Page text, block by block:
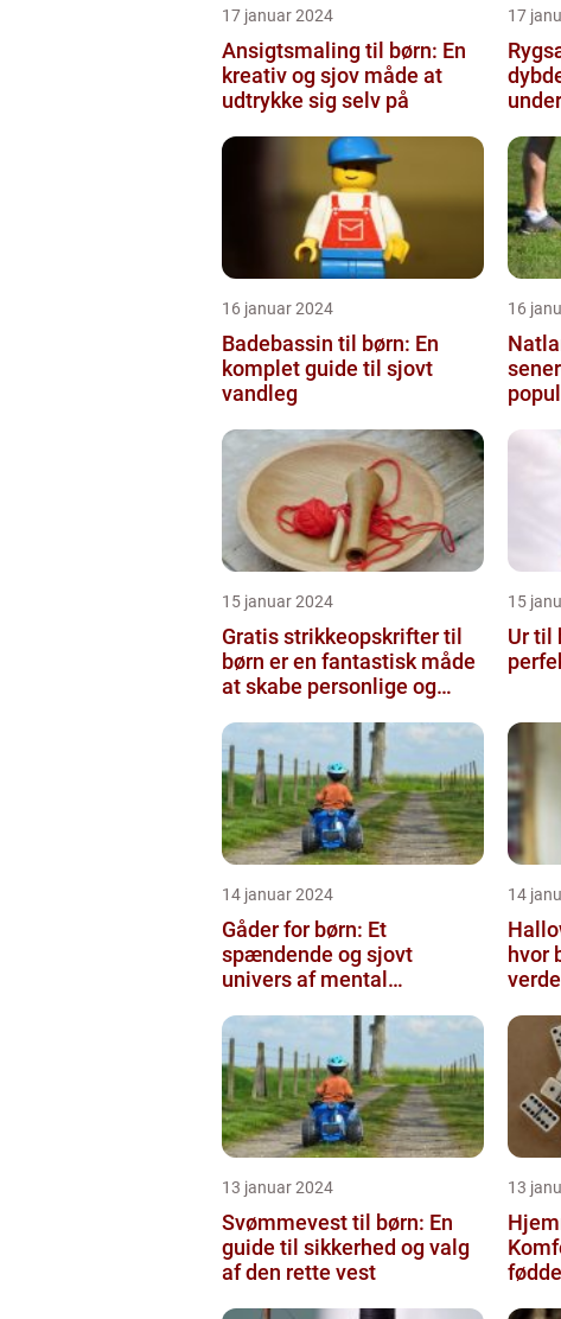
17 januar 2024
Ansigtsmaling til børn: En
kreativ og sjov måde at
udtrykke sig selv på
17
16 januar 2024
Badebassin til børn: En
komplet guide til sjovt
vandleg
16
15 januar 2024
Gratis strikkeopskrifter til
børn er en fantastisk måde
at skabe personlige og
15
Ur til
14 januar 2024
Gåder for børn: Et
spændende og sjovt
univers af mental
14
hvor
13 januar 2024
Svømmevest til børn: En
guide til sikkerhed og valg
af den rette vest
13